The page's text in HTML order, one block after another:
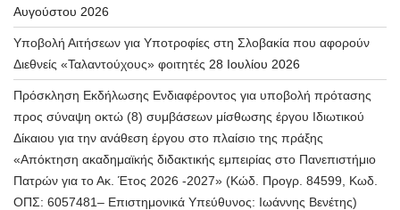
Αυγούστου 2026
Υποβολή Αιτήσεων για Υποτροφίες στη Σλοβακία που αφορούν
Διεθνείς «Ταλαντούχους» φοιτητές 28 Ιουλίου 2026
Πρόσκληση Εκδήλωσης Ενδιαφέροντος για υποβολή πρότασης
προς σύναψη οκτώ (8) συμβάσεων μίσθωσης έργου Ιδιωτικού
Δίκαιου για την ανάθεση έργου στο πλαίσιο της πράξης
«Απόκτηση ακαδημαϊκής διδακτικής εμπειρίας στο Πανεπιστήμιο
Πατρών για το Ακ. Έτος 2026 -2027» (Κώδ. Προγρ. 84599, Κωδ.
ΟΠΣ: 6057481– Επιστημονικά Υπεύθυνος: Ιωάννης Βενέτης)